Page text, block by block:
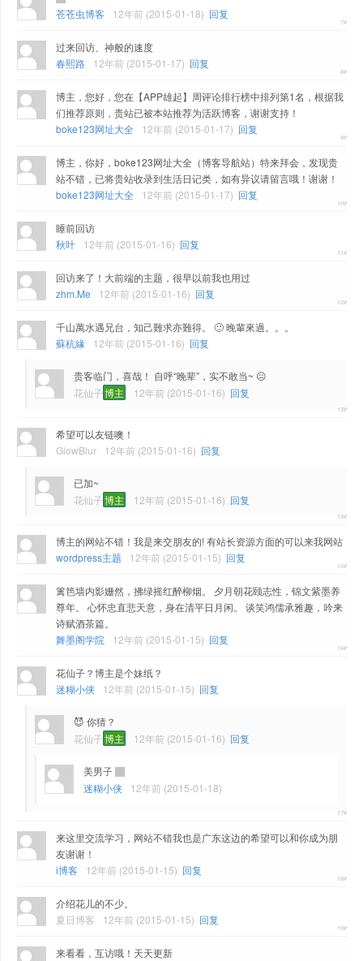
苍苍虫博客 12年前 (2015-01-18) 回复
过来回访、神般的速度
春熙路
12年前 (2015-01-17) 回复
博主，您好，您在【APP雄起】周评论排行榜中排列第1名，根据我
们推荐原则，贵站已被本站推荐为活跃博客，谢谢支持！
boke123网址大全
12年前 (2015-01-17) 回复
博主，你好，boke123网址大全（博客导航站）特来拜会，发现贵
站不错，已将贵站收录到生活日记类，如有异议请留言哦！谢谢！
boke123网址大全
12年前 (2015-01-17) 回复
睡前回访
秋叶
12年前 (2015-01-16) 回复
回访来了！大前端的主题，很早以前我也用过
zhm.Me
12年前 (2015-01-16) 回复
千山萬水遇兄台，知己難求亦難得。 🙂 晚輩來過。。。
蘇杭緣
12年前 (2015-01-16) 回复
贵客临门，喜哉！ 自呼“晚辈”，实不敢当~ 😐
花仙子博主 12年前 (2015-01-16) 回复
希望可以友链噢！
GlowBlur
12年前 (2015-01-16) 回复
已加~
花仙子博主 12年前 (2015-01-16) 回复
博主的网站不错！我是来交朋友的! 有站长资源方面的可以来我网站
wordpress主题
12年前 (2015-01-15) 回复
篱笆墙内影姗然，拂绿摇红醉柳烟。 夕月朝花颐志性，锦文紫墨养
尊年。 心怀忠直悲天意，身在清平日月闲。 谈笑鸿儒承雅趣，吟来
诗赋酒茶篇。
舞墨阁学院
12年前 (2015-01-15) 回复
花仙子？博主是个妹纸？
迷糊小侠
12年前 (2015-01-15) 回复
😈 你猜？
花仙子博主 12年前 (2015-01-16) 回复
美男子
迷糊小侠
12年前 (2015-01-18)
来这里交流学习，网站不错我也是广东这边的希望可以和你成为朋
友谢谢！
i博客
12年前 (2015-01-15) 回复
介绍花儿的不少。
夏日博客
12年前 (2015-01-15) 回复
来看看，互访哦！天天更新